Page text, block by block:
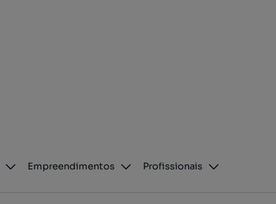
Empreendimentos Profissionais